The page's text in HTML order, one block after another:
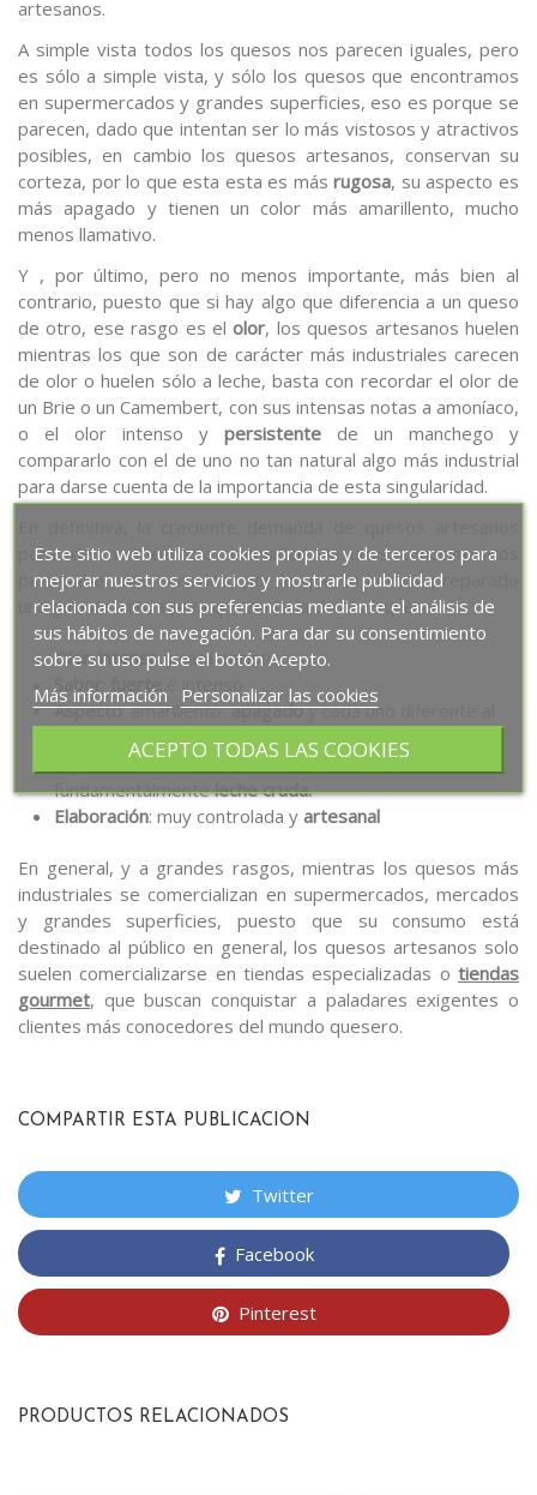
artesanos.
A simple vista todos los quesos nos parecen iguales, pero
es sólo a simple vista, y sólo los quesos que encontramos
en supermercados y grandes superficies, eso es porque se
parecen, dado que intentan ser lo más vistosos y atractivos
posibles, en cambio los quesos artesanos, conservan su
corteza, por lo que esta esta es más rugosa, su aspecto es
más apagado y tienen un color más amarillento, mucho
menos llamativo.
Y , por último, pero no menos importante, más bien al
contrario, puesto que si hay algo que diferencia a un queso
de otro, ese rasgo es elolor, los quesos artesanos huelen
mientras los que son de carácter más industriales carecen
de olor o huelen sólo a leche, basta con recordar el olor de
un Brie o un Camembert, con sus intensas notas a amoníaco,
o el olor intenso y persistente de un manchego y
compararlo con el de uno no tan natural algo más industrial
para darse cuenta de la importancia de esta singularidad.
pone de manifiesto la necesidad de unos conocimientos
para saber diferenciarlos, por lo que te hemos preparado
una guía definitiva para que no te la den con queso:
Olor:intensoy característico
Sabor
fuerte
Aspecto: amarillento,apagadoy cada uno diferente al
Ingredientes: materias primas de calidad,
fundamentalmenteleche cruda.
Elaboración: muy controlada y artesanal
En general, y a grandes rasgos, mientras los quesos más
industriales se comercializan en supermercados, mercados
y grandes superficies, puesto que su consumo está
destinado al público en general, los quesos artesanos solo
suelen comercializarse en tiendas especializadas o tiendas
gourmet, que buscan conquistar a paladares exigentes o
clientes más conocedores del mundo quesero.
COMPARTIR ESTA PUBLICACION
Twitter
Facebook
Pinterest
PRODUCTOS RELACIONADOS
Este sitio web utiliza cookies propias y de terceros para
mejorar nuestros servicios y mostrarle publicidad
relacionada con sus preferencias mediante el análisis de
sus hábitos de navegación. Para dar su consentimiento
sobre su uso pulse el botón Acepto.
Más información
Personalizar las cookies
ACEPTO TODAS LAS COOKIES